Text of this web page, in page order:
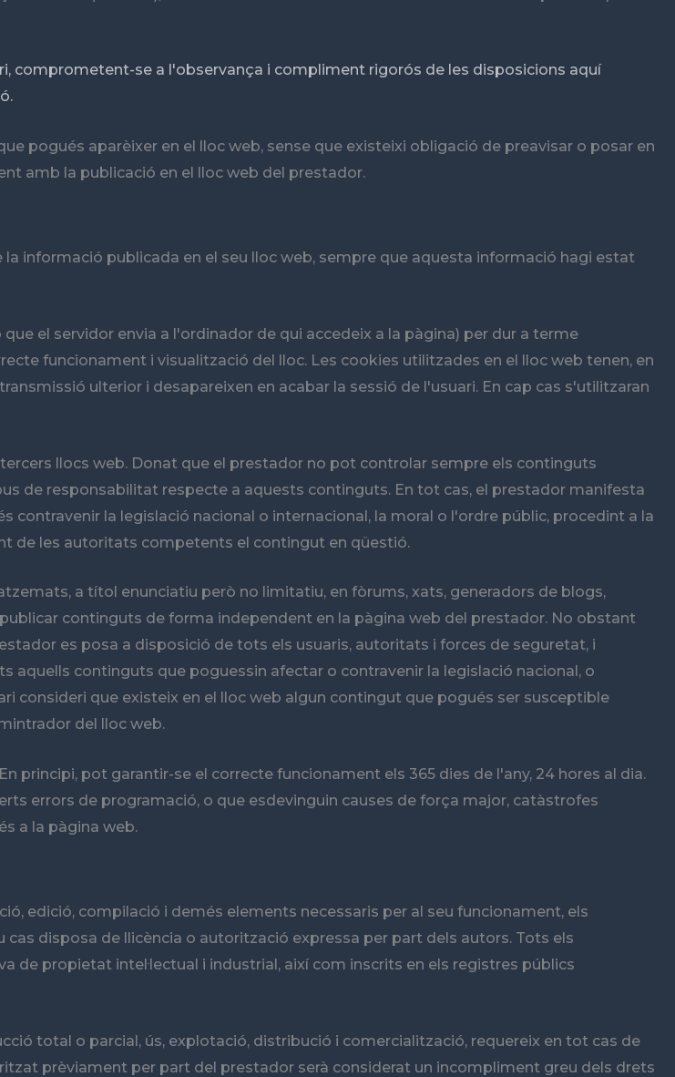
comprometent-se a l'observança i compliment rigorós de les disposicions aquí
pogués aparèixer en el lloc web, sense que existeixi obligació de preavisar o posar en
amb la publicació en el lloc web del prestador.
informació publicada en el seu lloc web, sempre que aquesta informació hagi estat
el servidor envia a l'ordinador de qui accedeix a la pàgina) per dur a terme
funcionament i visualització del lloc. Les cookies utilitzades en el lloc web tenen, en
ulterior i desapareixen en acabar la sessió de l'usuari. En cap cas s'utilitzaran
llocs web. Donat que el prestador no pot controlar sempre els continguts
de responsabilitat respecte a aquests continguts. En tot cas, el prestador manifesta
la legislació nacional o internacional, la moral o l'ordre públic, procedint a la
de les autoritats competents el contingut en qüestió.
a títol enunciatiu però no limitatiu, en fòrums, xats, generadors de blogs,
continguts de forma independent en la pàgina web del prestador. No obstant
es posa a disposició de tots els usuaris, autoritats i forces de seguretat, i
aquells continguts que poguessin afectar o contravenir la legislació nacional, o
consideri que existeix en el lloc web algun contingut que pogués ser susceptible
del lloc web.
pot garantir-se el correcte funcionament els 365 dies de l'any, 24 hores al dia.
errors de programació, o que esdevinguin causes de força major, catàstrofes
a la pàgina web.
edició, compilació i demés elements necessaris per al seu funcionament, els
disposa de llicència o autorització expressa per part dels autors. Tots els
propietat intel·lectual i industrial, així com inscrits en els registres públics
total o parcial, ús, explotació, distribució i comercialització, requereix en tot cas de
prèviament per part del prestador serà considerat un incompliment greu dels drets